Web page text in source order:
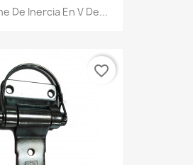
De Inercia En V De...
favorite_border